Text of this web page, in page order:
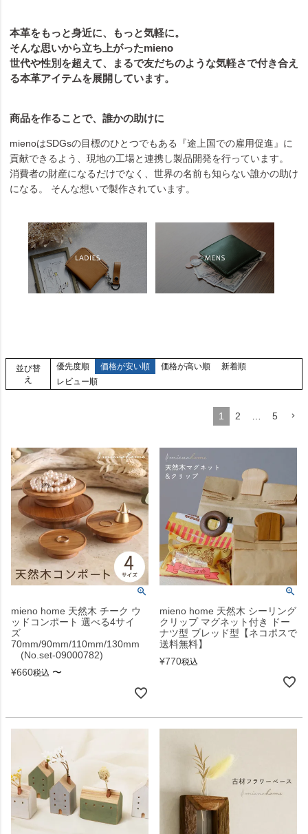
本革をもっと身近に、もっと気軽に。
そんな思いから立ち上がったmieno
世代や性別を超えて、まるで友だちのような気軽さで付き合え
る本革アイテムを展開しています。
商品を作ることで、誰かの助けに
mienoはSDGsの目標のひとつでもある『途上国での雇用促進』に
貢献できるよう、現地の工場と連携し製品開発を行っています。
消費者の財産になるだけでなく、世界の名前も知らない誰かの助け
になる。 そんな想いで製作されています。
並び替
え
優先度順 価格が安い順 価格が高い順
新着順
レビュー順
1 2 5
mieno home 天然木 チーク ウ
ッドコンポート 選べる4サイ
ズ
70mm/90mm/110mm/130mm
(No.set-09000782)
¥660税込 〜
mieno home 天然木 シーリング
クリップ マグネット付き ドー
ナツ型 ブレッド型【ネコポスで
送料無料】
¥770税込